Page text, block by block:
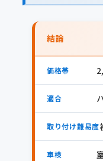
結論
価格帯
適合
取り付け難易度
車検